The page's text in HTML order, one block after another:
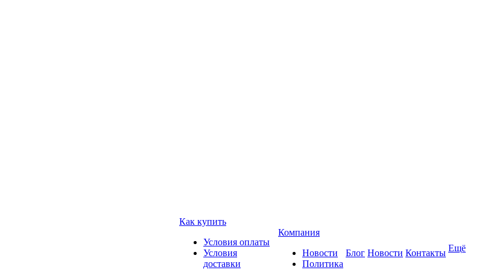
Как купить
Условия оплаты
Условия
доставки
Компания
Новости
Политика
Блог Новости Контакты Ещё